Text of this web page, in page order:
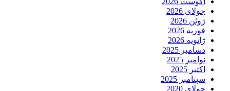
جولای 2026
ژوئن 2026
فوریه 2026
ژانویه 2026
دسامبر 2025
نوامبر 2025
اکتبر 2025
سپتامبر 2025
جولای 2020